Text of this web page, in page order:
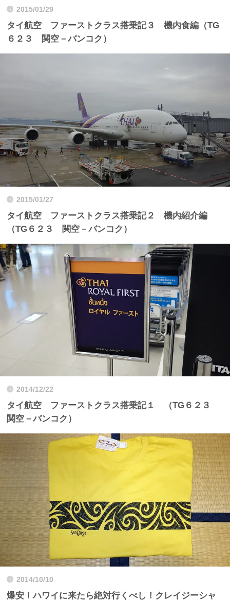
2015/01/29
タイ航空 ファーストクラス搭乗記３ 機内食編（TG
６２３ 関空－バンコク）
2015/01/27
タイ航空 ファーストクラス搭乗記２ 機内紹介編
（TG６２３ 関空－バンコク）
2014/12/22
タイ航空 ファーストクラス搭乗記１ （TG６２３
関空－バンコク）
2014/10/10
爆安！ハワイに来たら絶対行くべし！クレイジーシャ